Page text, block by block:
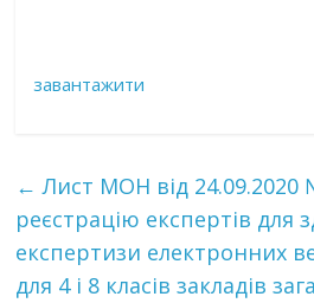
завантажити
← Лист МОН від 24.09.2020
реєстрацію експертів для
експертизи електронних
для 4 і 8 класів закладів